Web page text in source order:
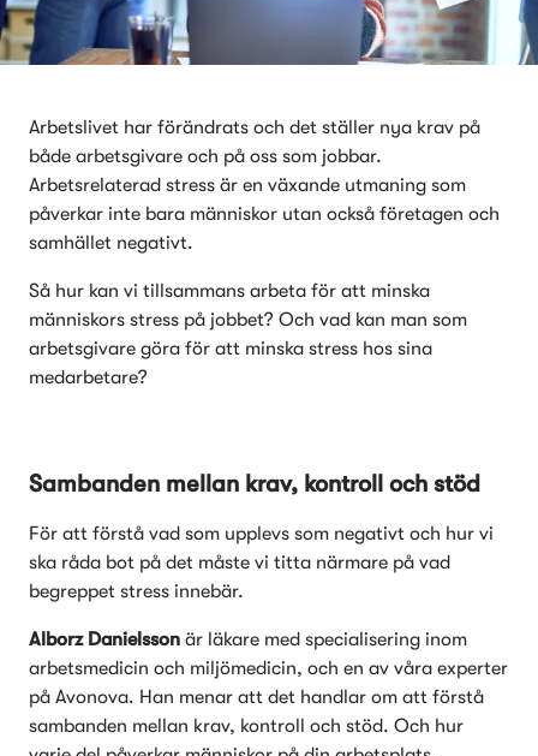
Arbetslivet har förändrats och det ställer nya krav på
både arbetsgivare och på oss som jobbar.
Arbetsrelaterad stress är en växande utmaning som
påverkar inte bara människor utan också företagen och
samhället negativt.
Så hur kan vi tillsammans arbeta för att minska
människors stress på jobbet? Och vad kan man som
arbetsgivare göra för att minska stress hos sina
medarbetare?
Sambanden mellan krav, kontroll och stöd
För att förstå vad som upplevs som negativt och hur vi
ska råda bot på det måste vi titta närmare på vad
begreppet stress innebär.
Alborz Danielsson är läkare med specialisering inom
arbetsmedicin och miljömedicin, och en av våra experter
på Avonova. Han menar att det handlar om att förstå
sambanden mellan krav, kontroll och stöd. Och hur